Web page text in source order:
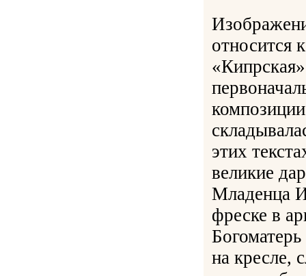
относится
этих
великие
Младенца
фреске в
на кресле,